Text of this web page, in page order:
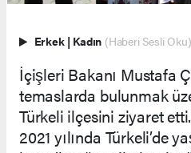
Erkek | Kadın (Haberi Sesli Oku)
İçişleri Bakanı Mustafa
temaslarda bulunmak
Türkeli ilçesini ziyaret etti.
2021 yılında Türkeli’de